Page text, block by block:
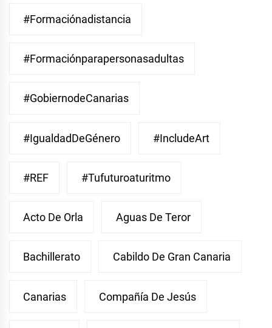
#Formaciónadistancia
#Formaciónparapersonasadultas
#GobiernodeCanarias
#IgualdadDeGénero #IncludeArt
#REF #Tufuturoaturitmo
Acto De Orla Aguas De Teror
Bachillerato Cabildo De Gran Canaria
Canarias Compañía De Jesús